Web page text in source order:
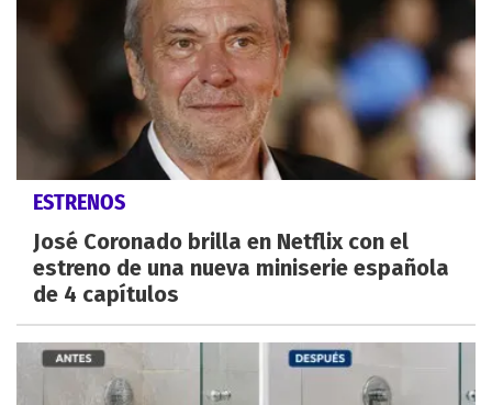
ESTRENOS
José Coronado brilla en Netflix con el
estreno de una nueva miniserie española
de 4 capítulos